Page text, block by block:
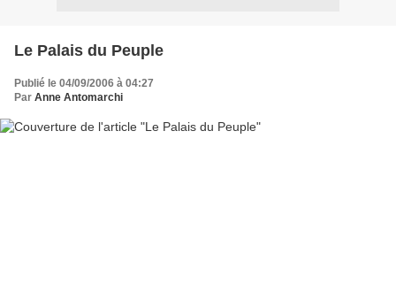
Le Palais du Peuple
Publié le 04/09/2006 à 04:27
Par Anne Antomarchi